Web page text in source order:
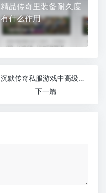
精品传奇里装备耐久度
有什么作用
沉默传奇私服游戏中高级技能书怎么刷
下一篇